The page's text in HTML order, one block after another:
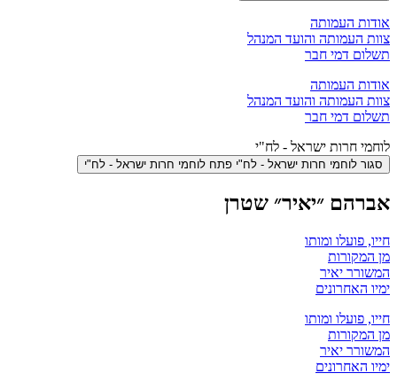
אודות העמותה
צוות העמותה והועד המנהל
תשלום דמי חבר
אודות העמותה
צוות העמותה והועד המנהל
תשלום דמי חבר
לוחמי חרות ישראל - לח"י
סגור לוחמי חרות ישראל - לח"י פתח לוחמי חרות ישראל - לח"י
אברהם ״יאיר״ שטרן
חייו, פועלו ומותו
מן המקורות
המשורר יאיר
ימיו האחרונים
חייו, פועלו ומותו
מן המקורות
המשורר יאיר
ימיו האחרונים